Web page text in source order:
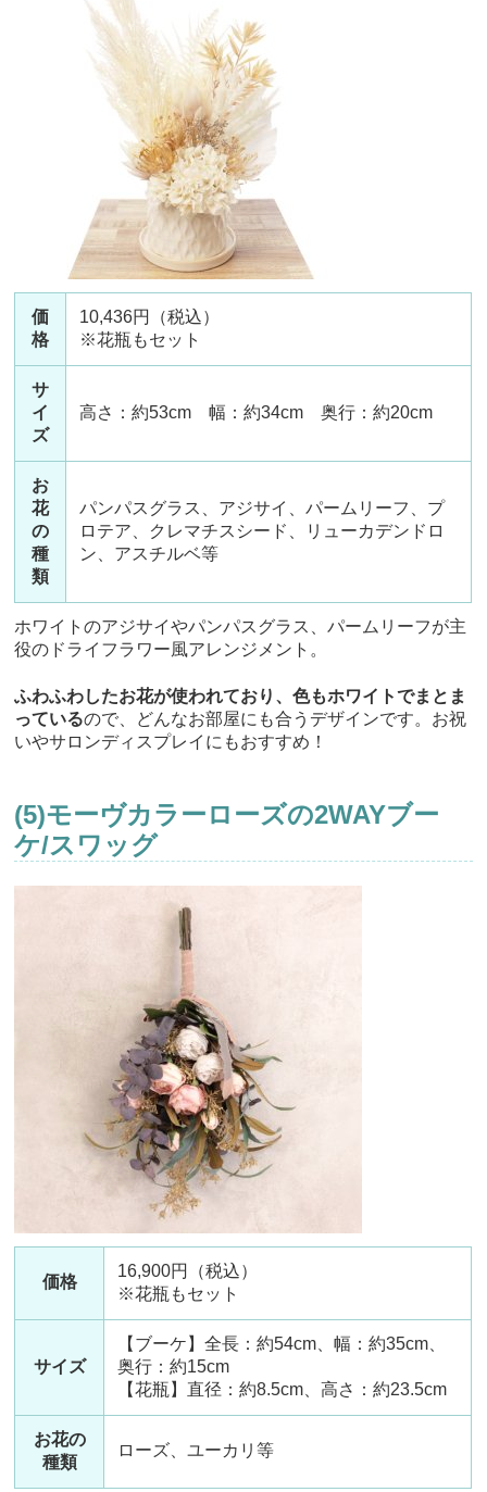
価
格
10,436円（税込）
※花瓶もセット
サ
イ
ズ
高さ：約53cm 幅：約34cm 奥行：約20cm
お
花
の
種
類
パンパスグラス、アジサイ、パームリーフ、プ
ロテア、クレマチスシード、リューカデンドロ
ン、アスチルベ等
ホワイトのアジサイやパンパスグラス、パームリーフが主
役のドライフラワー風アレンジメント。
ふわふわしたお花が使われており、色もホワイトでまとま
っているので、どんなお部屋にも合うデザインです。お祝
いやサロンディスプレイにもおすすめ！
(5)モーヴカラーローズの2WAYブー
ケ/スワッグ
価格
16,900円（税込）
※花瓶もセット
サイズ
【ブーケ】全長：約54cm、幅：約35cm、
奥行：約15cm
【花瓶】直径：約8.5cm、高さ：約23.5cm
お花の
種類
ローズ、ユーカリ等